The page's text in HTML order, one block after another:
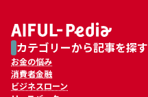
カテゴリーから記事を探す
お金の悩み
消費者金融
ビジネスローン